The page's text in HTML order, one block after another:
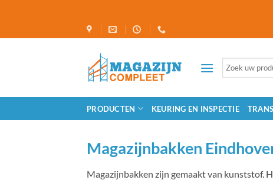
naar
Zoeken
PRODUCTEN KEURING EN INSPECTIE
Magazijnbakken
Magazijnbakken zijn gemaakt van kunststof.